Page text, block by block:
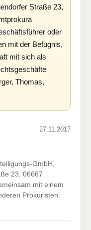
Straße 23,
oder
mit der Befugnis,
mit sich als
Thomas,
27.11.2017
GmbH,
23, 06667
mit einem
Prokuristen: